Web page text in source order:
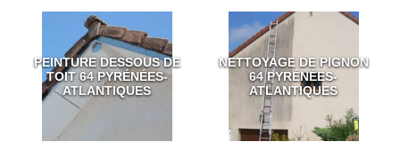
PEINTURE DESSOUS DE
TOIT 64 PYRÉNÉES-
ATLANTIQUES
NETTOYAGE DE PIGNON
64 PYRÉNÉES-
ATLANTIQUES